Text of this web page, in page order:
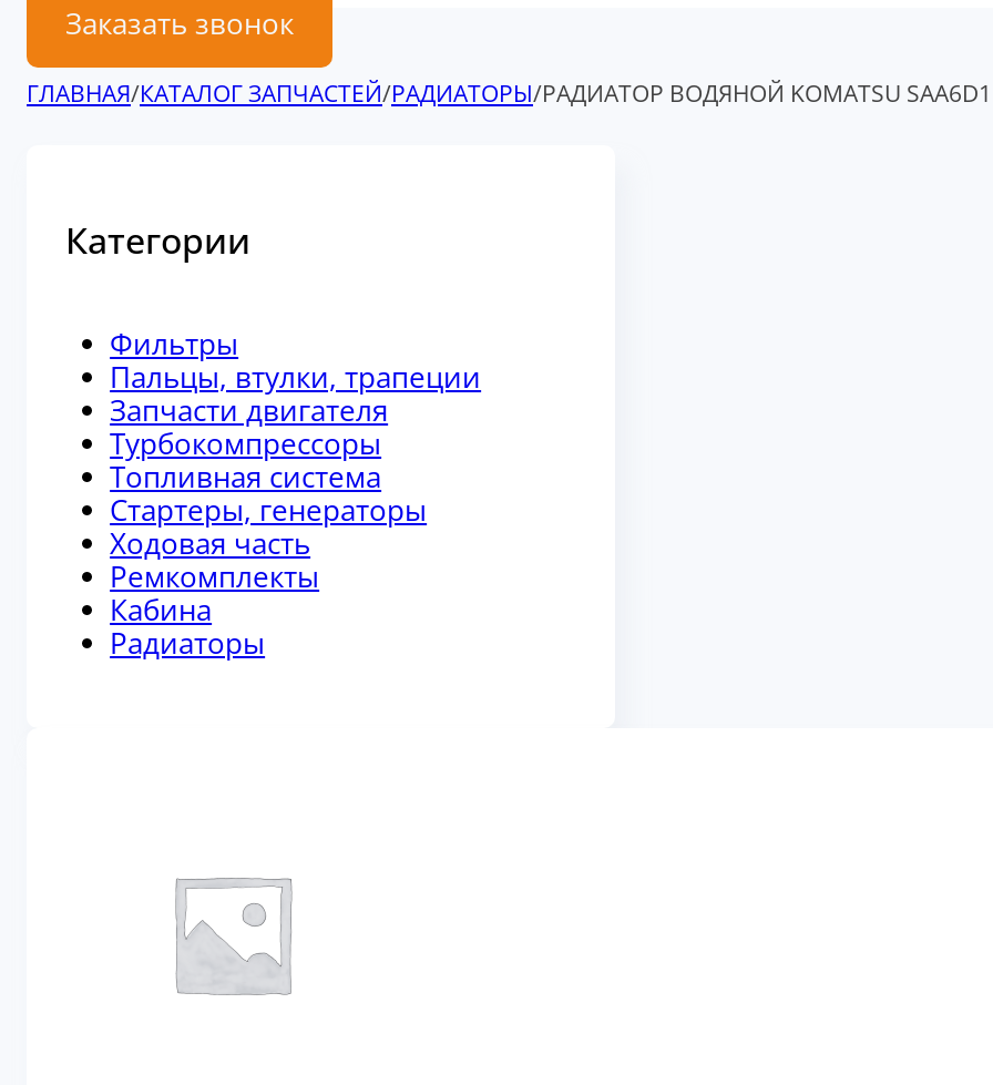
Заказать звонок
ГЛАВНАЯ/КАТАЛОГ ЗАПЧАСТЕЙ/РАДИАТОРЫ/РАДИАТОР ВОДЯНОЙ KOMATSU
Категории
Фильтры
Пальцы, втулки, трапеции
Запчасти двигателя
Турбокомпрессоры
Топливная система
Стартеры, генераторы
Ходовая часть
Ремкомплекты
Кабина
Радиаторы